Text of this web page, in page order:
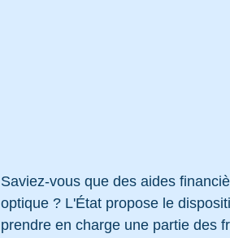
Saviez-vous que des aides
optique ? L'État propose le
prendre en charge une partie des